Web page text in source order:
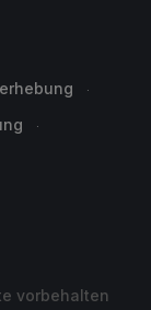
vorbehalten